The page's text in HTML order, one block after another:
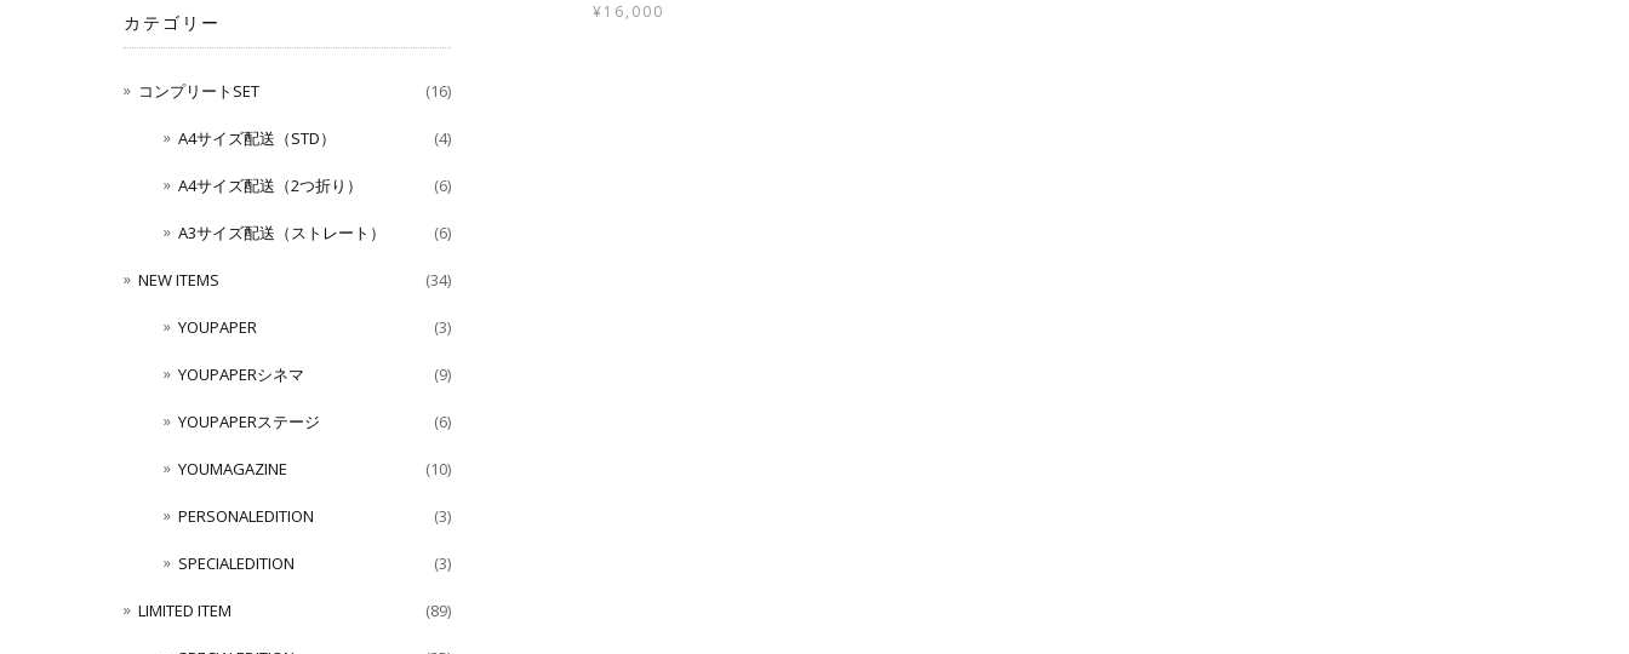
¥16,000
カテゴリー
コンプリートSET (16)
A4サイズ配送（STD） (4)
A4サイズ配送（2つ折り） (6)
A3サイズ配送（ストレート） (6)
NEW ITEMS (34)
YOUPAPER (3)
YOUPAPERシネマ (9)
YOUPAPERステージ (6)
YOUMAGAZINE (10)
PERSONALEDITION (3)
SPECIALEDITION (3)
LIMITED ITEM (89)